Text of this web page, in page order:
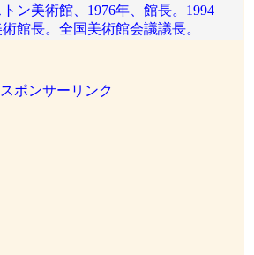
ン美術館、1976年、館長。1994
館長。全国美術館会議議長。
スポンサーリンク